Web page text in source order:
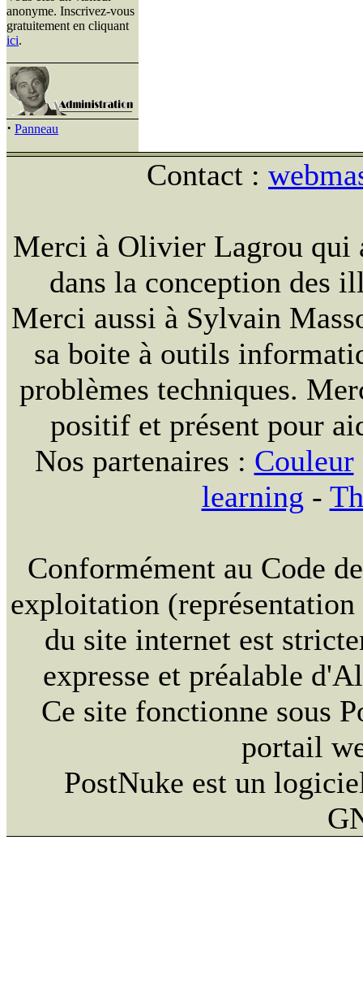
anonyme. Inscrivez-vous
gratuitement en cliquant
ici.
· Panneau
Contact :
Merci à Olivier Lagrou qui
dans la conception des
Merci aussi à Sylvain
sa boite à outils
problèmes techniques.
positif et présent pour
Nos partenaires : Couleur
learning -
Conformément au Code
exploitation
du site internet est
expresse et préalable
Ce site fonctionne sous
portail
PostNuke est un